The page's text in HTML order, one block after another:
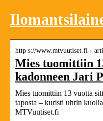
http s://www.mtvuutiset.fi ›
Mies tuomittiin
kadonneen Jari
Mies tuomittiin 13 vuotta
taposta – kuristi uhrin
MTVuutiset.fi